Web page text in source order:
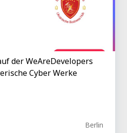
der WeAreDevelopers
Cyber Werke
Berlin